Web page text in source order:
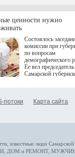
определенными
К ним можно
возникающие при
данными
более динамичного
проникновения
сегмент
отраслевое
рассказала Ольга
ходе сессии
качества жизни" в
ПМЭФ 2025. В
ценности нужно
Состоялось
комиссии при
по вопросам
демографического
Ее вел председатель
Самарской
потоки Карта сайта
известные люди
ДОМ и РЕМОНТ,